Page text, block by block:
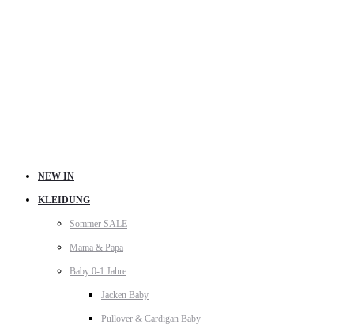
NEW IN
KLEIDUNG
Sommer SALE
Mama & Papa
Baby 0-1 Jahre
Jacken Baby
Pullover & Cardigan Baby